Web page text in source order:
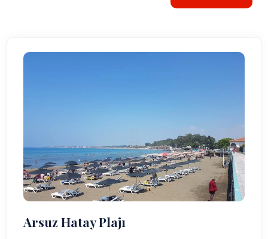
Arsuz Hatay Plajı